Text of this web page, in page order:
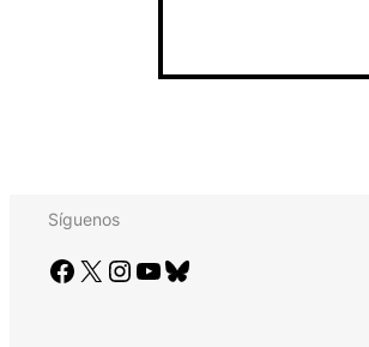
Síguenos
Facebook X Instagram YouTube Bluesky